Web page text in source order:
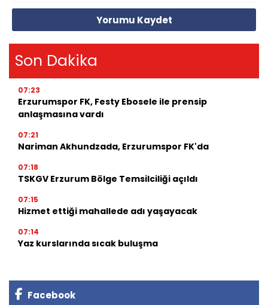
Yorumu Kaydet
Son Dakika
07:23
Erzurumspor FK, Festy Ebosele ile prensip
anlaşmasına vardı
07:21
Nariman Akhundzada, Erzurumspor FK'da
07:18
TSKGV Erzurum Bölge Temsilciliği açıldı
07:15
Hizmet ettiği mahallede adı yaşayacak
07:14
Yaz kurslarında sıcak buluşma
Facebook